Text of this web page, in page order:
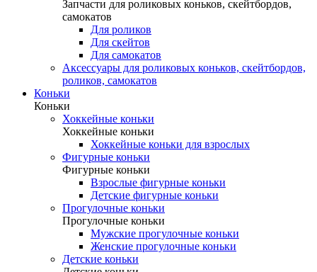
Запчасти для роликовых коньков, скейтбордов,
самокатов
Для роликов
Для скейтов
Для самокатов
Аксессуары для роликовых коньков, скейтбордов,
роликов, самокатов
Коньки
Коньки
Хоккейные коньки
Хоккейные коньки
Хоккейные коньки для взрослых
Фигурные коньки
Фигурные коньки
Взрослые фигурные коньки
Детские фигурные коньки
Прогулочные коньки
Прогулочные коньки
Мужские прогулочные коньки
Женские прогулочные коньки
Детские коньки